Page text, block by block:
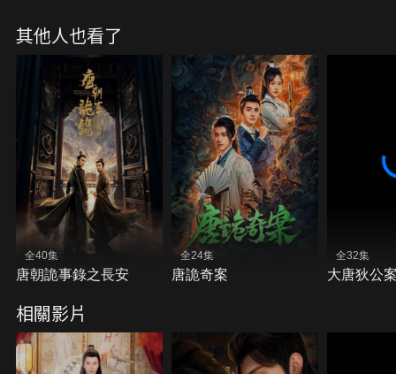
其他人也看了
全40集
唐朝詭事錄之長安
全24集
唐詭奇案
全32集
大唐狄公
相關影片